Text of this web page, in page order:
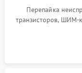
Перепайка
транзисторов, ШИМ-
памяти при
разборка